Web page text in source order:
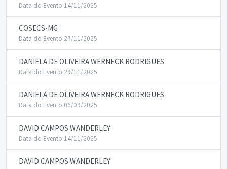
Data do Evento 14/11/2025
COSECS-MG
Data do Evento 27/11/2025
DANIELA DE OLIVEIRA WERNECK RODRIGUES
Data do Evento 29/11/2025
DANIELA DE OLIVEIRA WERNECK RODRIGUES
Data do Evento 06/09/2025
DAVID CAMPOS WANDERLEY
Data do Evento 14/11/2025
DAVID CAMPOS WANDERLEY